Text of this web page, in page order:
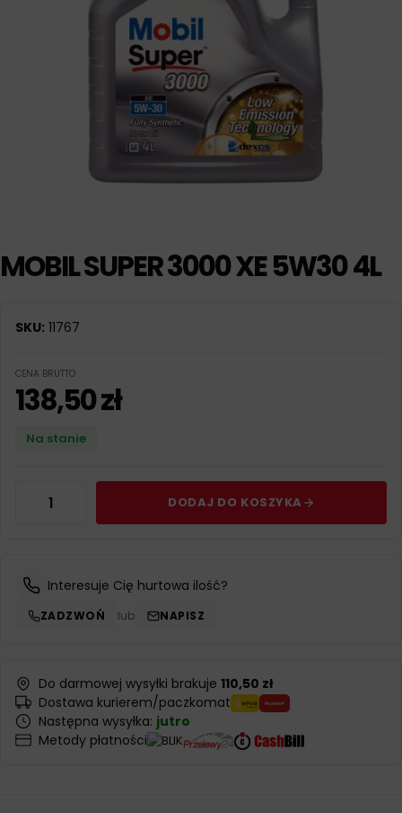
MOBIL SUPER 3000 XE 5W30 4L
SKU: 11767
CENA BRUTTO
138,50zł
Na stanie
DODAJ DO KOSZYKA
Interesuje Cię hurtowa ilość?
ZADZWOŃ lub NAPISZ
Do darmowej wysyłki brakuje 110,50 zł
Dostawa kurierem/paczkomat
Następna wysyłka: jutro
Metody płatności